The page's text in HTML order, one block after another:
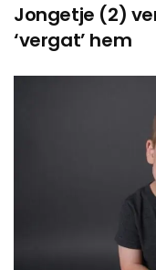
Jongetje (2)
‘vergat’ hem